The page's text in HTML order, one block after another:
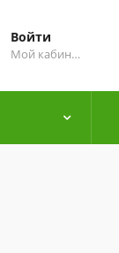
Войти
Мой кабинет